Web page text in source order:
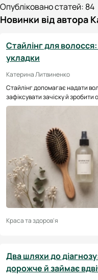
Опубліковано статей: 84
Новинки від автора
Стайлінг для
укладки
Катерина Литвиненко
Стайлінг допомагає надати
зафіксувати зачіску й зробити
Краса та здоров'я
Два шляхи до
дорожче й займає